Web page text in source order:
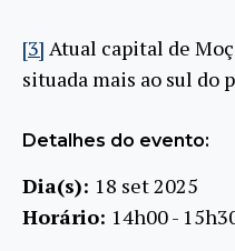
[3] Atual capital de
situada mais ao sul do
Detalhes do evento:
Dia(s): 18 set 2025
Horário: 14h00 -